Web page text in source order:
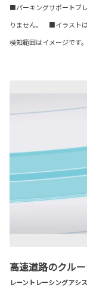
■パーキングサポートブ
りません。 ■イラスト
検知範囲はイメージです。
高速道路のクル
レーントレーシングアシス